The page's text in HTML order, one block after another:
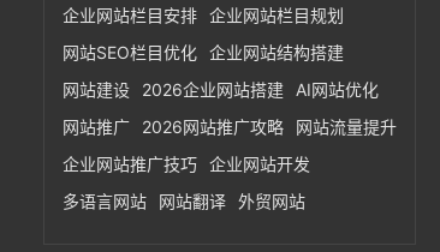
企业网站栏目安排 企业网站栏目规划
网站SEO栏目优化 企业网站结构搭建
网站建设
2026企业网站搭建
AI网站优化
网站推广
2026网站推广攻略
网站流量提升
企业网站推广技巧 企业网站开发
多语言网站
网站翻译 外贸网站